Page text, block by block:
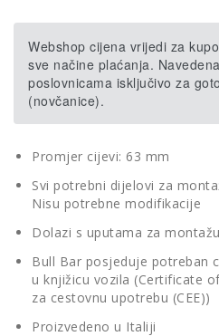
Webshop cijena vrijedi za
sve načine plaćanja.
poslovnicama isključivo za
(novčanice).
Promjer cijevi: 63 mm
Svi potrebni dijelovi za
Nisu potrebne modifikacije
Dolazi s uputama za montažu
Bull Bar posjeduje potreban
u knjižicu vozila (Certificate
za cestovnu upotrebu (CEE))
Proizvedeno u Italiji